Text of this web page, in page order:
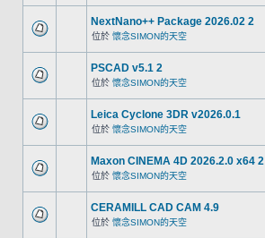
NextNano++ Package 2026.02 2
位於 懷念SIMON的天空
PSCAD v5.1 2
位於 懷念SIMON的天空
Leica Cyclone 3DR v2026.0.1
位於 懷念SIMON的天空
Maxon CINEMA 4D 2026.2.0 x64 2
位於 懷念SIMON的天空
CERAMILL CAD CAM 4.9
位於 懷念SIMON的天空